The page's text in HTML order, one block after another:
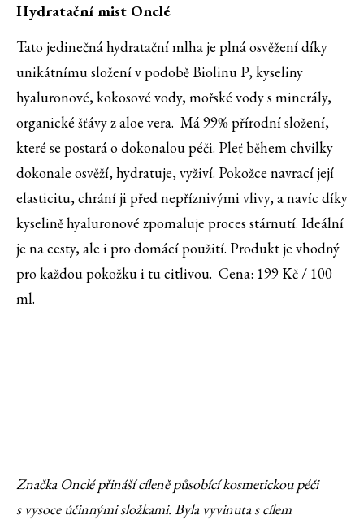
Hydratační mist Onclé
Tato jedinečná hydratační mlha je plná osvěžení díky
unikátnímu složení v podobě Biolinu P, kyseliny
hyaluronové, kokosové vody, mořské vody s minerály,
organické šťávy z aloe vera. Má 99% přírodní složení,
které se postará o dokonalou péči. Pleť během chvilky
dokonale osvěží, hydratuje, vyživí. Pokožce navrací její
elasticitu, chrání ji před nepříznivými vlivy, a navíc díky
kyselině hyaluronové zpomaluje proces stárnutí. Ideální
je na cesty, ale i pro domácí použití. Produkt je vhodný
pro každou pokožku i tu citlivou. Cena: 199 Kč / 100
ml.
Značka Onclé přináší cíleně působící kosmetickou péči
s vysoce účinnými složkami. Byla vyvinuta s cílem